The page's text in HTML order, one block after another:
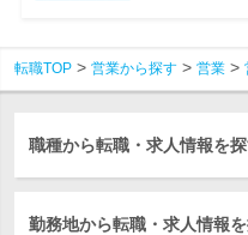
転職TOP 営業から探す 営業
職種から転職・求人情報を
勤務地から転職・求人情報